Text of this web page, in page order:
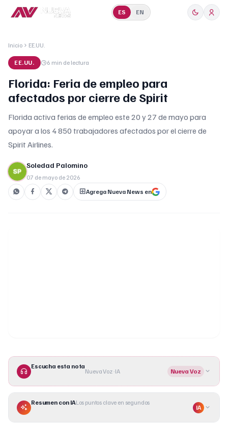
ES EN
Inicio EE.UU.
EE.UU. 6 min de lectura
Florida: Feria de empleo para
afectados por cierre de Spirit
Florida activa ferias de empleo este 20 y 27 de mayo para
apoyar a los 4 850 trabajadores afectados por el cierre de
Spirit Airlines.
Soledad Palomino
07 de mayo de 2026
Agrega Nueva News en
Escucha esta nota
Nueva Voz · IA Nueva Voz
Resumen con IALos puntos clave en segundos
IA